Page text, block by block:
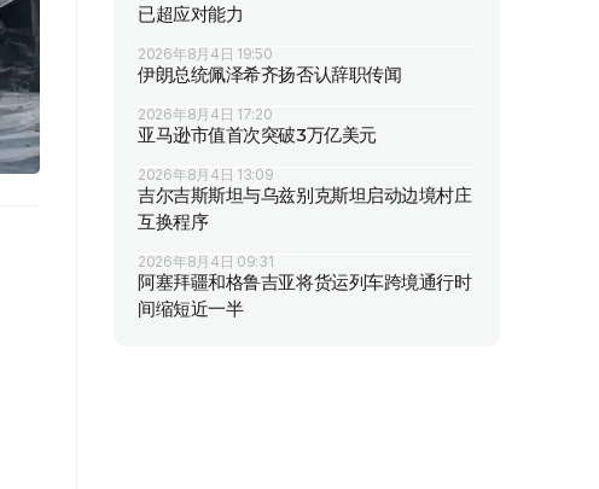
已超应对能力
2026年8月4日 19:50
伊朗总统佩泽希齐扬否认辞职传闻
2026年8月4日 17:20
亚马逊市值首次突破3万亿美元
2026年8月4日 13:09
吉尔吉斯斯坦与乌兹别克斯坦启动边境村庄
互换程序
2026年8月4日 09:31
阿塞拜疆和格鲁吉亚将货运列车跨境通行时
间缩短近一半